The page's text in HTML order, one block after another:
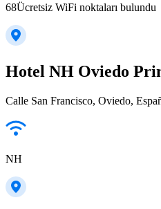
68Ücretsiz WiFi noktaları bulundu
Hotel NH Oviedo
Calle San Francisco, Oviedo,
NH